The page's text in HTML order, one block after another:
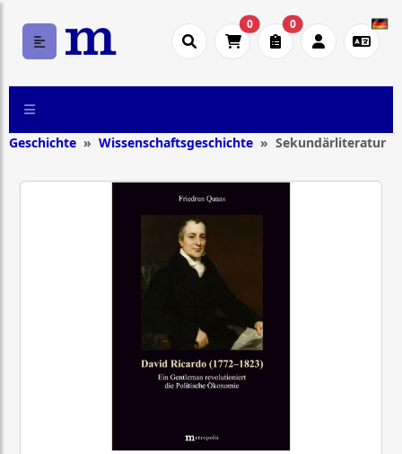
0 0
Geschichte Wissenschaftsgeschichte Sekundärliteratur